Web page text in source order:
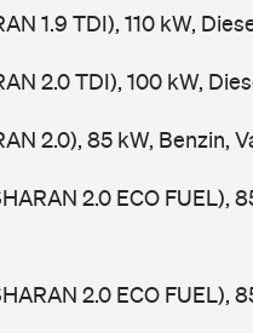
1.9 TDI), 110 kW,
2.0 TDI), 100 kW,
2.0), 85 kW, Benzin,
2.0 ECO FUEL),
2.0 ECO FUEL),